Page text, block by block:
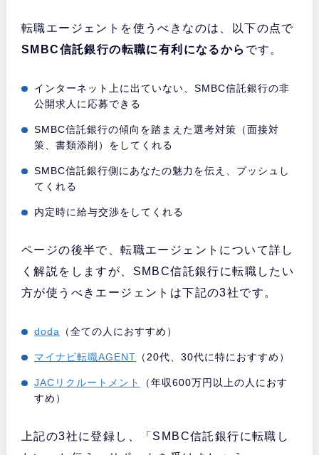
転職エージェントを使うべきなのは、以下の点で
SMBC信託銀行の転職に有利になるから です。
インターネット上に出ていない、SMBC信託銀行の非
公開求人に応募できる
SMBC信託銀行の傾向を踏まえた選考対策（面接対
策、書類添削）をしてくれる
SMBC信託銀行側にあなたの魅力を伝え、プッシュし
てくれる
内定時に給与交渉をしてくれる
ページの後半で、転職エージェントについて詳し
く解説をしますが、SMBC信託銀行に転職したい
方が使うべきエージェントは下記の3社です。
doda （全ての人におすすめ）
マイナビ転職AGENT （20代、30代に特におすすめ）
JACリクルートメント
（年収600万円以上の人におす
すめ）
上記の3社に登録し、「SMBC信託銀行に転職し